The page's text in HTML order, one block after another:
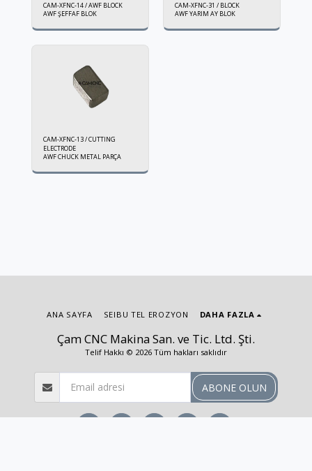
CAM-XFNC-14 / AWF BLOCK
AWF ŞEFFAF BLOK
CAM-XFNC-31 / BLOCK
AWF YARIM AY BLOK
CAM-XFNC-13 / CUTTING
ELECTRODE
AWF CHUCK METAL PARÇA
Çam CNC Makina San. ve Tic. Ltd. Şti.
Telif Hakkı © 2026 Tüm hakları saklıdır
ANA SAYFA SEIBU TEL EROZYON DAHA FAZLA
ABONE OLUN